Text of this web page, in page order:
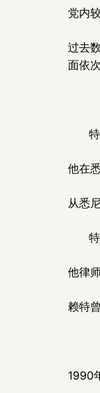
党内
过去
面依
特
他在
从悉
特
他律
赖特
1990